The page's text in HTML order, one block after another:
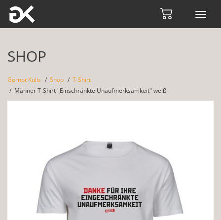
SHOP
Gernot Kulis Shop
T-Shirt
Männer T-Shirt "Einschränkte Unaufmerksamkeit" weiß